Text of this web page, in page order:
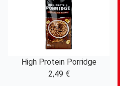
High Protein Porridge
2,49 €